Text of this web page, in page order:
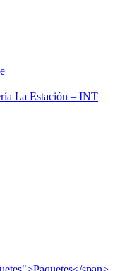
La Estación – INT